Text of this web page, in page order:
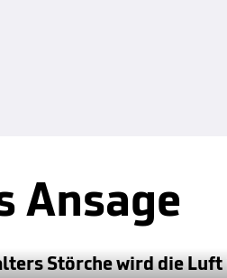
Ansage
Störche wird die